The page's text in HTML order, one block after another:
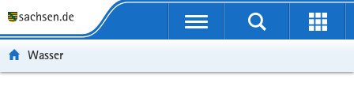
ttp
tt
Wasser